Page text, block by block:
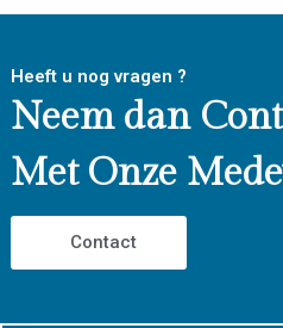
Heeft u nog vragen ?
Neem dan
Met Onze
Contact